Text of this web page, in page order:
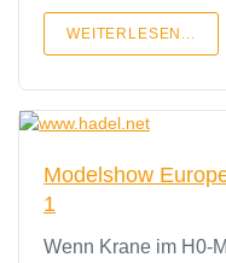
WEITERLESEN...
Modelshow
1
Wenn Krane im H0-